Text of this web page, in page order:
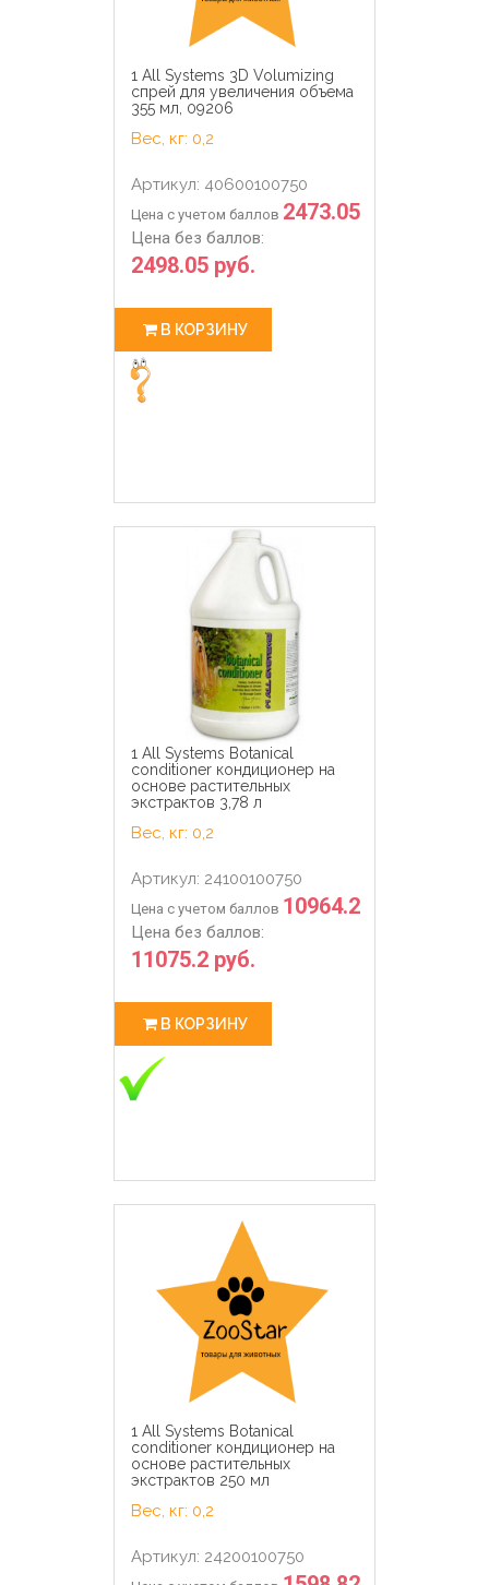
1 All Systems 3D Volumizing
спрей для увеличения объема
355 мл, 09206
Вес, кг: 0,2
Артикул: 40600100750
Цена с учетом баллов 2473.05
Цена без баллов:
2498.05 руб.
В КОРЗИНУ
1 All Systems Botanical
conditioner кондиционер на
основе растительных
экстрактов 3,78 л
Вес, кг: 0,2
Артикул: 24100100750
Цена с учетом баллов 10964.2
Цена без баллов:
11075.2 руб.
В КОРЗИНУ
1 All Systems Botanical
conditioner кондиционер на
основе растительных
экстрактов 250 мл
Вес, кг: 0,2
Артикул: 24200100750